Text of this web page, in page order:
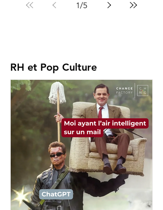
1/5
RH et Pop Culture